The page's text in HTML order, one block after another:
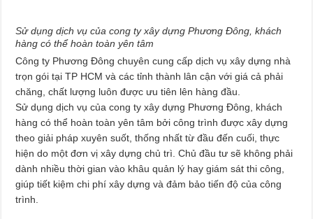
Sử dụng dịch vụ của cong ty xây dựng Phương Đông, khách
hàng có thể hoàn toàn yên tâm
Công ty Phương Đông chuyên cung cấp dịch vụ xây dựng nhà
trọn gói tại TP HCM và các tỉnh thành lân cận với giá cả phải
chăng, chất lượng luôn được ưu tiên lên hàng đầu.
Sử dụng dịch vụ của cong ty xây dựng Phương Đông, khách
hàng có thể hoàn toàn yên tâm bởi công trình được xây dựng
theo giải pháp xuyên suốt, thống nhất từ đầu đến cuối, thực
hiện do một đơn vị xây dựng chủ trì. Chủ đầu tư sẽ không phải
dành nhiều thời gian vào khâu quản lý hay giám sát thi công,
giúp tiết kiệm chi phí xây dựng và đảm bảo tiến độ của công
trình.